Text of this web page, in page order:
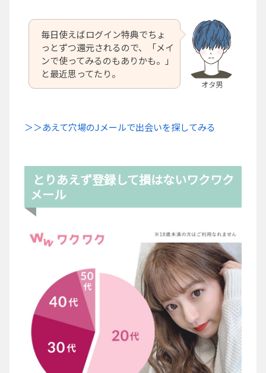
オタ男
毎日使えばログイン特典でちょ
っとずつ還元されるので、「メイ
ンで使ってみるのもありかも。」
と最近思ってたり。
＞＞あえて穴場のJメールで出会いを探してみる
とりあえず登録して損はないワクワク
メール